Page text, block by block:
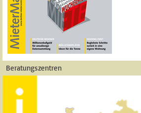
Beratungszentren